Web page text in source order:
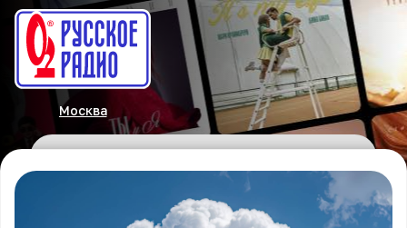
Москва